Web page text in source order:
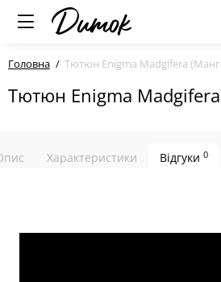
Головна Тютюн Enigma Madgifera
Тютюн Enigma
Характеристики Відгуки 0